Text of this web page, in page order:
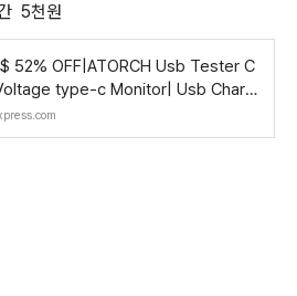
5천원
52% OFF|ATORCH Usb Tester C
type-c Monitor| Usb Charg
Measurement - Type-c Usb - Ali